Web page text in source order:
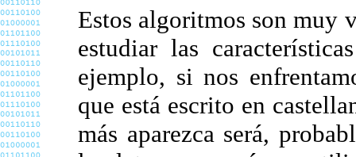
Estos algoritmos son muy
estudiar las
ejemplo, si nos
que está escrito en
más aparezca será,